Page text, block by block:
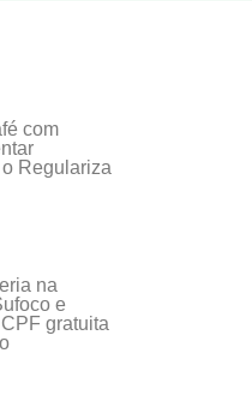
com
Regulariza
na
e
gratuita